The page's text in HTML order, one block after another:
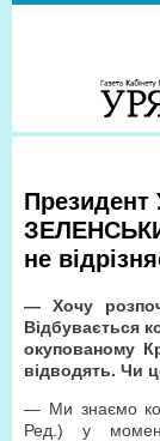
Президент
не
— Хочу
Відбувається
окупованому
відводять. Чи
— Ми знаємо
Ред.) у